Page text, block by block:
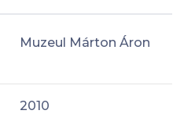
Muzeul Márton Áron
2010